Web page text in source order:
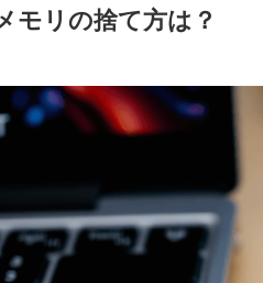
モリの捨て方は？